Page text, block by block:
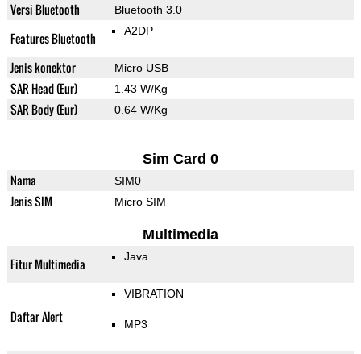
Versi Bluetooth Bluetooth 3.0
Features Bluetooth A2DP
Jenis konektor Micro USB
SAR Head (Eur) 1.43 W/Kg
SAR Body (Eur) 0.64 W/Kg
Sim Card 0
Nama SIM0
Jenis SIM Micro SIM
Multimedia
Fitur Multimedia Java
Daftar Alert
VIBRATION
MP3